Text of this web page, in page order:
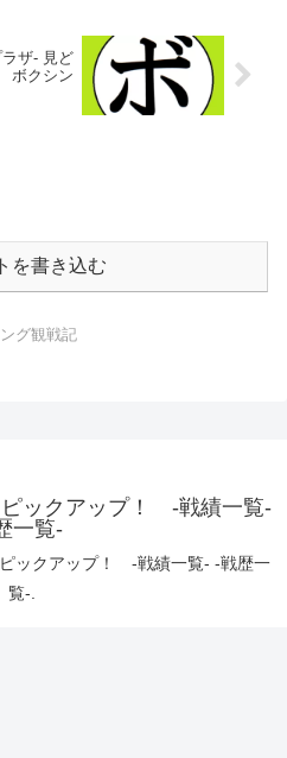
ザ- 見ど
ボクシン
を書き込む
グ観戦記
ックアップ！ -戦績一覧-
一覧-
ックアップ！ -戦績一覧- -戦歴一
覧-.